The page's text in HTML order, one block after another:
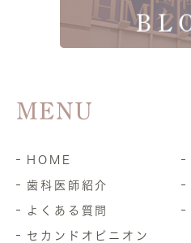
MENU
HOME
歯科医師紹介
よくある質問
セカンドオピニオン